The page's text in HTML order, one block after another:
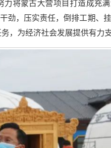
将蒙古大营项目打造成充
劲，压实责任，倒排工期、
，为经济社会发展提供有力支